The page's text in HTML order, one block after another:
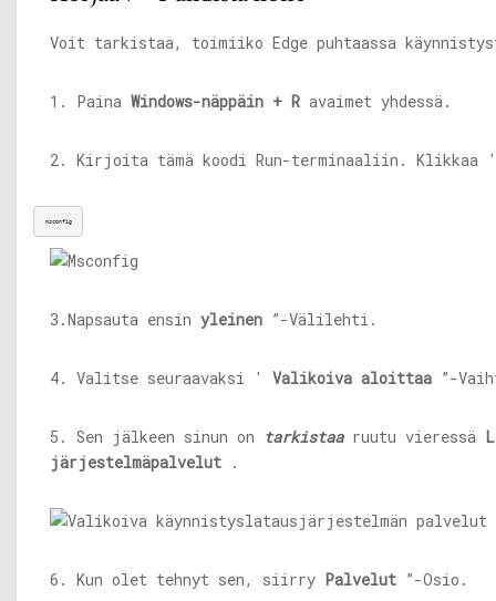
Voit tarkistaa, toimiiko Edge puhtaassa
1. Paina Windows-näppäin + R avaimet yhdessä.
2. Kirjoita tämä koodi Run-terminaaliin.
msconfig
3.Napsauta ensin yleinen ”-Välilehti.
4. Valitse seuraavaksi ' Valikoiva aloittaa ”-
5. Sen jälkeen sinun on tarkistaa ruutu vieressä
järjestelmäpalvelut .
6. Kun olet tehnyt sen, siirry Palvelut ”-Osio.